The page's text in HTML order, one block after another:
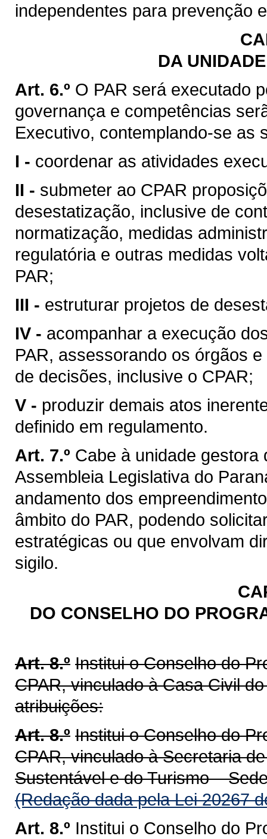
independentes para prevenção
DA
Art. 6.º O PAR será executado
governança e competências
Executivo, contemplando-se as
I - coordenar as atividades
II - submeter ao CPAR
desestatização, inclusive de
normatização, medidas
regulatória e outras medidas
PAR;
III - estruturar projetos de
IV - acompanhar a execução
PAR, assessorando os órgãos
de decisões, inclusive o CPAR;
V - produzir demais atos
definido em regulamento.
Art. 7.º Cabe à unidade gestora
Assembleia Legislativa do
andamento dos
âmbito do PAR, podendo
estratégicas ou que envolvam
sigilo.
DO CONSELHO DO
Art. 8.º Institui o Conselho do
CPAR, vinculado à Casa Civil
atribuições:
Art. 8.º Institui o Conselho do
CPAR, vinculado à Secretaria
Sustentável e do Turismo –
(Redação dada pela Lei 20267
Art. 8.º Institui o Conselho do